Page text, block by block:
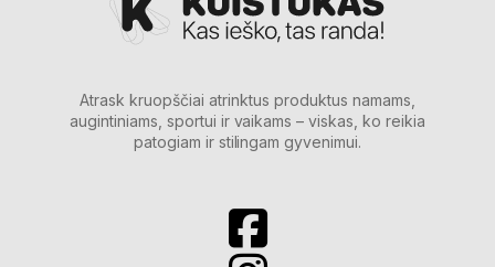
Atrask kruopščiai atrinktus produktus namams,
augintiniams, sportui ir vaikams – viskas, ko reikia
patogiam ir stilingam gyvenimui.